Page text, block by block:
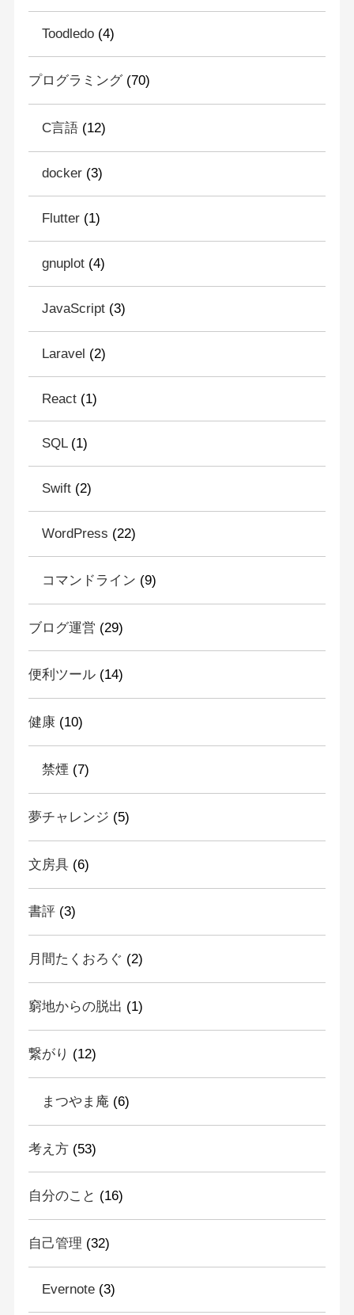
Toodledo(4)
プログラミング(70)
C言語(12)
docker(3)
Flutter(1)
gnuplot(4)
JavaScript(3)
Laravel (2)
React(1)
SQL(1)
Swift(2)
WordPress (22)
コマンドライン (9)
ブログ運営 (29)
便利ツール(14)
健康(10)
禁煙 (7)
夢チャレンジ (5)
文房具(6)
書評(3)
月間たくおろぐ (2)
窮地からの脱出 (1)
繋がり (12)
まつやま庵 (6)
考え方(53)
自分のこと (16)
自己管理 (32)
Evernote(3)